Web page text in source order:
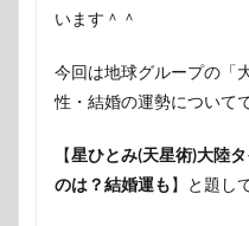
います＾＾
今回は地球グループの 「
性・結婚の運勢について
【星ひとみ(天星術)大陸
のは？結婚運も】と題し